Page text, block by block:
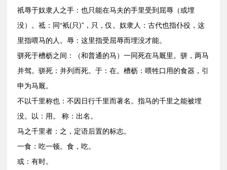
祇辱于奴隶人之手：也只能在马夫的手里受到屈辱（或埋
没）。祗：同“衹(只)”，只，仅。奴隶人：古代也指仆役，这
里指喂马的人。辱：这里指受屈辱而埋没才能。
骈死于槽枥之间：（和普通的马）一同死在马厩里。骈，两马
并驾。骈死：并列而死。于：在。槽枥：喂牲口用的食器，引
申为马厩。
不以千里称也：不因日行千里而著名。指马的千里之能被埋
没。以：用。 称：出名。
马之千里者：之，定语后置的标志。
一食：吃一顿。食，吃。
或：有时。